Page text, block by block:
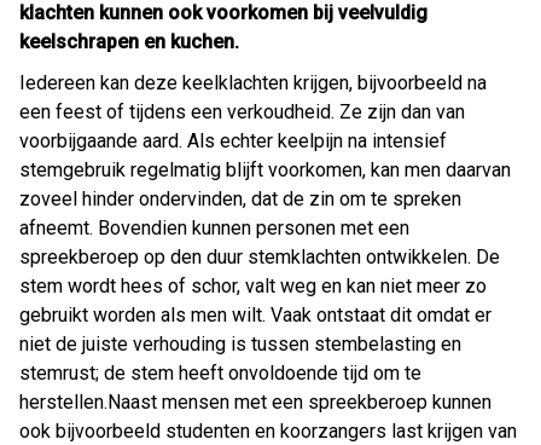
klachten kunnen ook voorkomen bij veelvuldig
keelschrapen en kuchen.
Iedereen kan deze keelklachten krijgen, bijvoorbeeld na
een feest of tijdens een verkoudheid. Ze zijn dan van
voorbijgaande aard. Als echter keelpijn na intensief
stemgebruik regelmatig blijft voorkomen, kan men daarvan
zoveel hinder ondervinden, dat de zin om te spreken
afneemt. Bovendien kunnen personen met een
spreekberoep op den duur stemklachten ontwikkelen. De
stem wordt hees of schor, valt weg en kan niet meer zo
gebruikt worden als men wilt. Vaak ontstaat dit omdat er
niet de juiste verhouding is tussen stembelasting en
stemrust; de stem heeft onvoldoende tijd om te
herstellen.Naast mensen met een spreekberoep kunnen
ook bijvoorbeeld studenten en koorzangers last krijgen van